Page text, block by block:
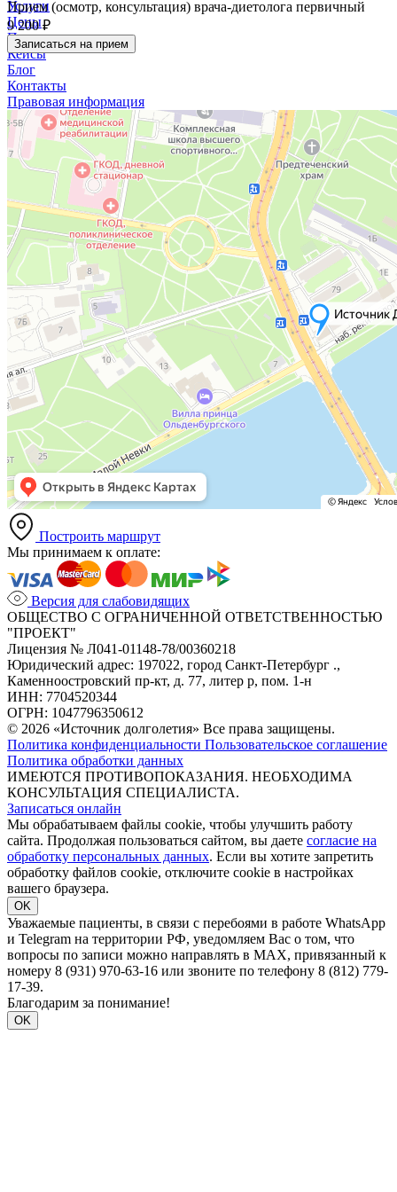
Прием (осмотр, консультация) врача-диетолога первичный
9 200 ₽
Записаться на прием
Услуги
Цены
Программы
Кейсы
Блог
Контакты
Правовая информация
Построить маршрут
Мы принимаем к оплате:
Версия для слабовидящих
ОБЩЕСТВО С ОГРАНИЧЕННОЙ ОТВЕТСТВЕННОСТЬЮ
"ПРОЕКТ"
Лицензия № Л041-01148-78/00360218
Юридический адрес: 197022, город Санкт-Петербург .,
Каменноостровский пр-кт, д. 77, литер р, пом. 1-н
ИНН: 7704520344
ОГРН: 1047796350612
© 2026 «Источник долголетия» Все права защищены.
Политика конфиденциальности Пользовательское соглашение
Политика обработки данных
ИМЕЮТСЯ ПРОТИВОПОКАЗАНИЯ. НЕОБХОДИМА
КОНСУЛЬТАЦИЯ СПЕЦИАЛИСТА.
Записаться онлайн
Мы обрабатываем файлы cookie, чтобы улучшить работу
сайта. Продолжая пользоваться сайтом, вы даете согласие на
обработку персональных данных. Если вы хотите запретить
обработку файлов cookie, отключите cookie в настройках
вашего браузера.
OK
Уважаемые пациенты, в связи с перебоями в работе WhatsApp
и Telegram на территории РФ, уведомляем Вас о том, что
вопросы по записи можно направлять в MAX, привязанный к
номеру 8 (931) 970-63-16 или звоните по телефону 8 (812) 779-
17-39.
Благодарим за понимание!
OK